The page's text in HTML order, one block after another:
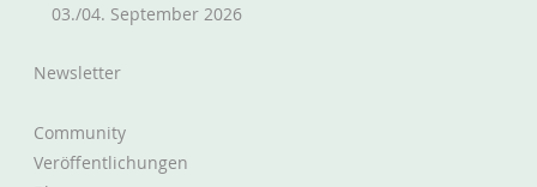
Newsletter
Community
Veröffentlichungen
03./04. September 2026